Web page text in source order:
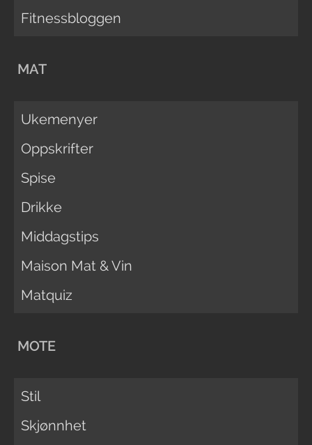
Fitnessbloggen
MAT
Ukemenyer
Oppskrifter
Spise
Drikke
Middagstips
Maison Mat & Vin
Matquiz
MOTE
Stil
Skjønnhet